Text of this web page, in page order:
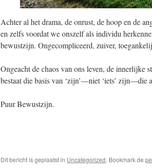
Achter al het drama, de onrust, de hoop en de
en zelfs voordat we onszelf als individu
bewustzijn. Ongecompliceerd, zuiver,
Ongeacht de chaos van ons leven, de innerlijke
bestaat die basis van ‘zijn’—niet ‘iets’ zijn—die
Puur Bewustzijn.
Dit bericht is geplaatst in Uncategorized. Bookmark de